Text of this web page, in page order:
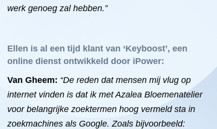
werk genoeg zal hebben.”
Ellen is al een tijd klant van ‘Keyboost’, een
online dienst ontwikkeld door iPower:
Van Gheem: “De reden dat mensen mij vlug op
internet vinden is dat ik met Azalea Bloemenatelier
voor belangrijke zoektermen hoog vermeld sta in
zoekmachines als Google. Zoals bijvoorbeeld: